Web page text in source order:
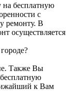
бесплатную
с
ремонту. В
осуществляется
Также Вы
к Вам